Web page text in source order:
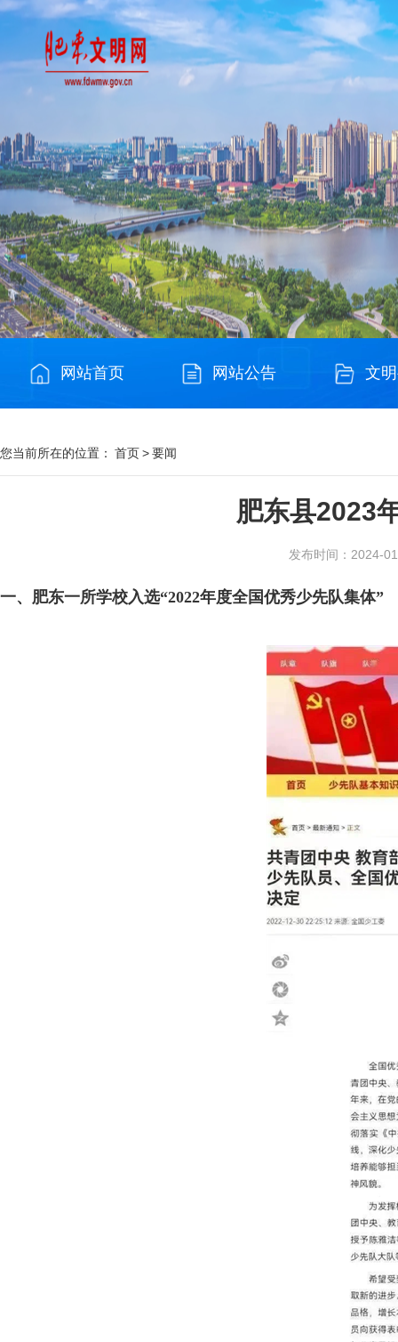
网站首页 网站公告 文
您当前所在的位置： 首页>要闻
肥东县2023
发布时间：2024-
一、肥东一所学校入选“2022年度全国优秀少先队集体”